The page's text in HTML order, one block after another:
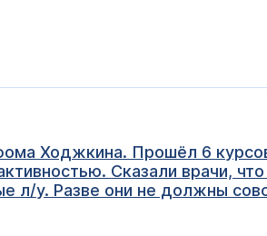
Ходжкина. Прошёл 6
Сказали врачи,
л/у. Разве они не должны